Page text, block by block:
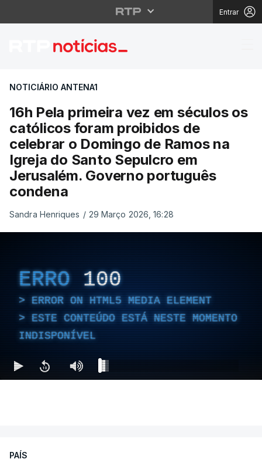
Entrar
16h Pela primeira
NOTICIÁRIO ANTENA1
16h Pela primeira vez em séculos os
católicos foram proibidos de
celebrar o Domingo de Ramos na
Igreja do Santo Sepulcro em
Jerusalém. Governo português
condena
Sandra Henriques / 29 Março 2026, 16:28
ERRO 100
ERROR ON HTML5 MEDIA ELEMENT
ESTE CONTEÚDO ESTÁ NESTE MOMENTO
INDISPONÍVEL
PAÍS